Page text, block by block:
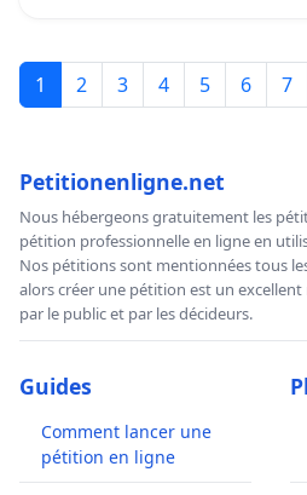
1 2 3 4 5 6 7
Petitionenligne.net
Nous hébergeons gratuitement les
pétition professionnelle en ligne en
Nos pétitions sont mentionnées tous
alors créer une pétition est un
par le public et par les décideurs.
Guides
Comment lancer une
pétition en ligne